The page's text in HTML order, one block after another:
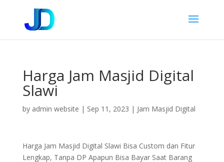
Harga Jam Masjid Digital
Slawi
by admin website | Sep 11, 2023 | Jam Masjid Digital
Harga Jam Masjid Digital Slawi Bisa Custom dan Fitur
Lengkap, Tanpa DP Apapun Bisa Bayar Saat Barang